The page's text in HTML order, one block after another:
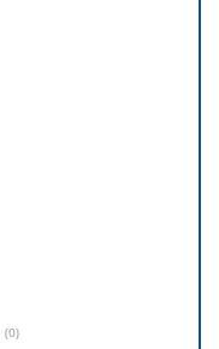
(0)